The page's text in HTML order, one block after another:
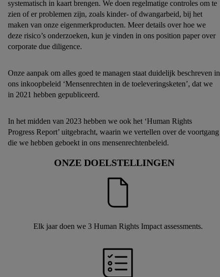
systematisch in kaart brengen. We doen regelmatige controles om te
zien of er problemen zijn, zoals kinder- of dwangarbeid, bij het
maken van onze eigenmerkproducten. Meer details over hoe we
deze risico’s onderzoeken, kun je vinden in ons position paper over
corporate due diligence.
Onze aanpak om alles goed te managen staat duidelijk beschreven in
ons inkoopbeleid ‘Mensenrechten in de toeleveringsketen’, dat we
in 2021 hebben gepubliceerd.
In het midden van 2023 hebben we ook het ​​‘Human Rights
Progress Report’ uitgebracht, waarin we vertellen over de voortgang
die we hebben geboekt in ons mensenrechtenbeleid.
ONZE DOELSTELLINGEN
Elk jaar doen we 3 Human Rights Impact assessments.